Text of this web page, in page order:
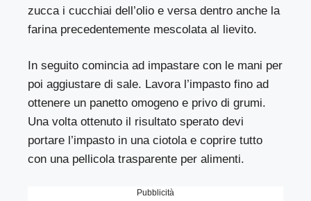
zucca i cucchiai dell’olio e versa dentro anche la
farina precedentemente mescolata al lievito.
In seguito comincia ad impastare con le mani per
poi aggiustare di sale. Lavora l’impasto fino ad
ottenere un panetto omogeno e privo di grumi.
Una volta ottenuto il risultato sperato devi
portare l’impasto in una ciotola e coprire tutto
con una pellicola trasparente per alimenti.
Pubblicità